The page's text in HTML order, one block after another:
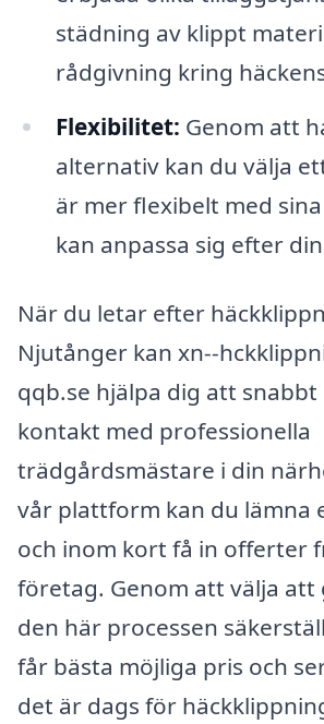
städning av klippt
rådgivning kring
Flexibilitet: Genom att
alternativ kan du välja
är mer flexibelt med
kan anpassa sig efter
När du letar efter
Njutånger kan xn--
qqb.se hjälpa dig att snabbt
kontakt med professionella
trädgårdsmästare i din
vår plattform kan du lämna
och inom kort få in offerter
företag. Genom att välja att
den här processen
får bästa möjliga pris och
det är dags för